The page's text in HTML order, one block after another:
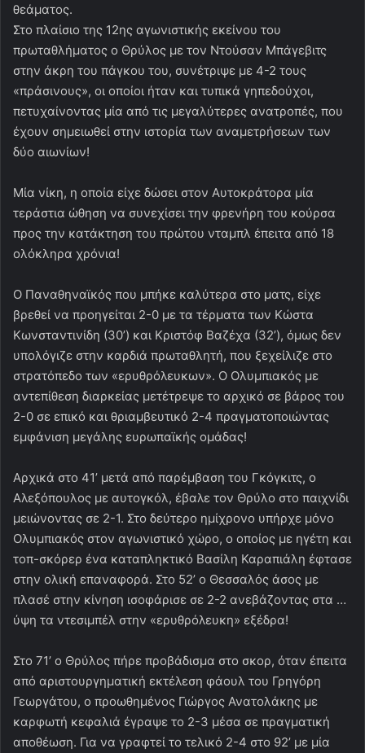
θεάματος.
Στο πλαίσιο της 12ης αγωνιστικής εκείνου του
πρωταθλήματος ο Θρύλος με τον Ντούσαν Μπάγεβιτς
στην άκρη του πάγκου του, συνέτριψε με 4-2 τους
«πράσινους», οι οποίοι ήταν και τυπικά γηπεδούχοι,
πετυχαίνοντας μία από τις μεγαλύτερες ανατροπές, που
έχουν σημειωθεί στην ιστορία των αναμετρήσεων των
δύο αιωνίων!
Μία νίκη, η οποία είχε δώσει στον Αυτοκράτορα μία
τεράστια ώθηση να συνεχίσει την φρενήρη του κούρσα
προς την κατάκτηση του πρώτου νταμπλ έπειτα από 18
ολόκληρα χρόνια!
Ο Παναθηναϊκός που μπήκε καλύτερα στο ματς, είχε
βρεθεί να προηγείται 2-0 με τα τέρματα των Κώστα
Κωνσταντινίδη (30’) και Κριστόφ Βαζέχα (32’), όμως δεν
υπολόγιζε στην καρδιά πρωταθλητή, που ξεχείλιζε στο
στρατόπεδο των «ερυθρόλευκων». Ο Ολυμπιακός με
αντεπίθεση διαρκείας μετέτρεψε το αρχικό σε βάρος του
2-0 σε επικό και θριαμβευτικό 2-4 πραγματοποιώντας
εμφάνιση μεγάλης ευρωπαϊκής ομάδας!
Αρχικά στο 41’ μετά από παρέμβαση του Γκόγκιτς, ο
Αλεξόπουλος με αυτογκόλ, έβαλε τον Θρύλο στο παιχνίδι
μειώνοντας σε 2-1. Στο δεύτερο ημίχρονο υπήρχε μόνο
Ολυμπιακός στον αγωνιστικό χώρο, ο οποίος με ηγέτη και
τοπ-σκόρερ ένα καταπληκτικό Βασίλη Καραπιάλη έφτασε
στην ολική επαναφορά. Στο 52’ ο Θεσσαλός άσος με
πλασέ στην κίνηση ισοφάρισε σε 2-2 ανεβάζοντας στα …
ύψη τα ντεσιμπέλ στην «ερυθρόλευκη» εξέδρα!
Στο 71’ ο Θρύλος πήρε προβάδισμα στο σκορ, όταν έπειτα
από αριστουργηματική εκτέλεση φάουλ του Γρηγόρη
Γεωργάτου, ο προωθημένος Γιώργος Ανατολάκης με
καρφωτή κεφαλιά έγραψε το 2-3 μέσα σε πραγματική
αποθέωση. Για να γραφτεί το τελικό 2-4 στο 92’ με μία